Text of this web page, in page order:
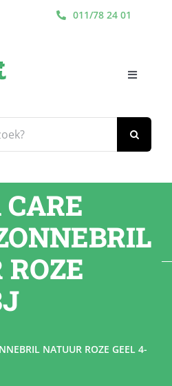
011/78 24 01
Toggle
NATUUR ROZE GEEL 4-